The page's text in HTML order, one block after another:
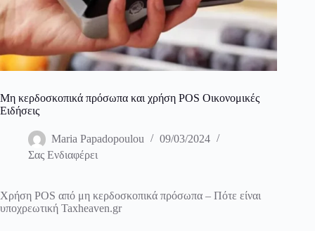
Μη κερδοσκοπικά πρόσωπα και χρήση POS Οικονομικές
Ειδήσεις
Maria Papadopoulou
09/03/2024
Σας Ενδιαφέρει
Χρήση POS από μη κερδοσκοπικά πρόσωπα – Πότε είναι
υποχρεωτική Taxheaven.gr